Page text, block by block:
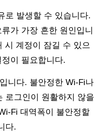
로 발생할 수 있습니다.
가 가장 흔한 원인입니
시 계정이 잠길 수 있으
이 필요합니다.
니다. 불안정한 Wi-Fi나
로그인이 원활하지 않을
Fi 대역폭이 불안정할
다.